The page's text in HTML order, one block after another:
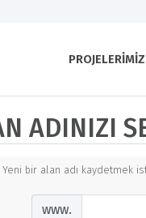
PROJELERIMIZ
ADINIZI
Yeni bir alan adı kaydetmek
www.